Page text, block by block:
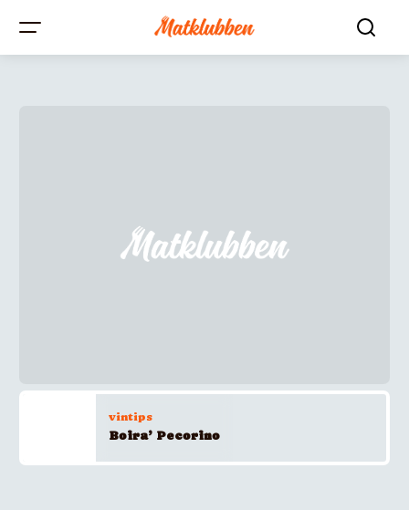
vintips
Boira’ Pecorino